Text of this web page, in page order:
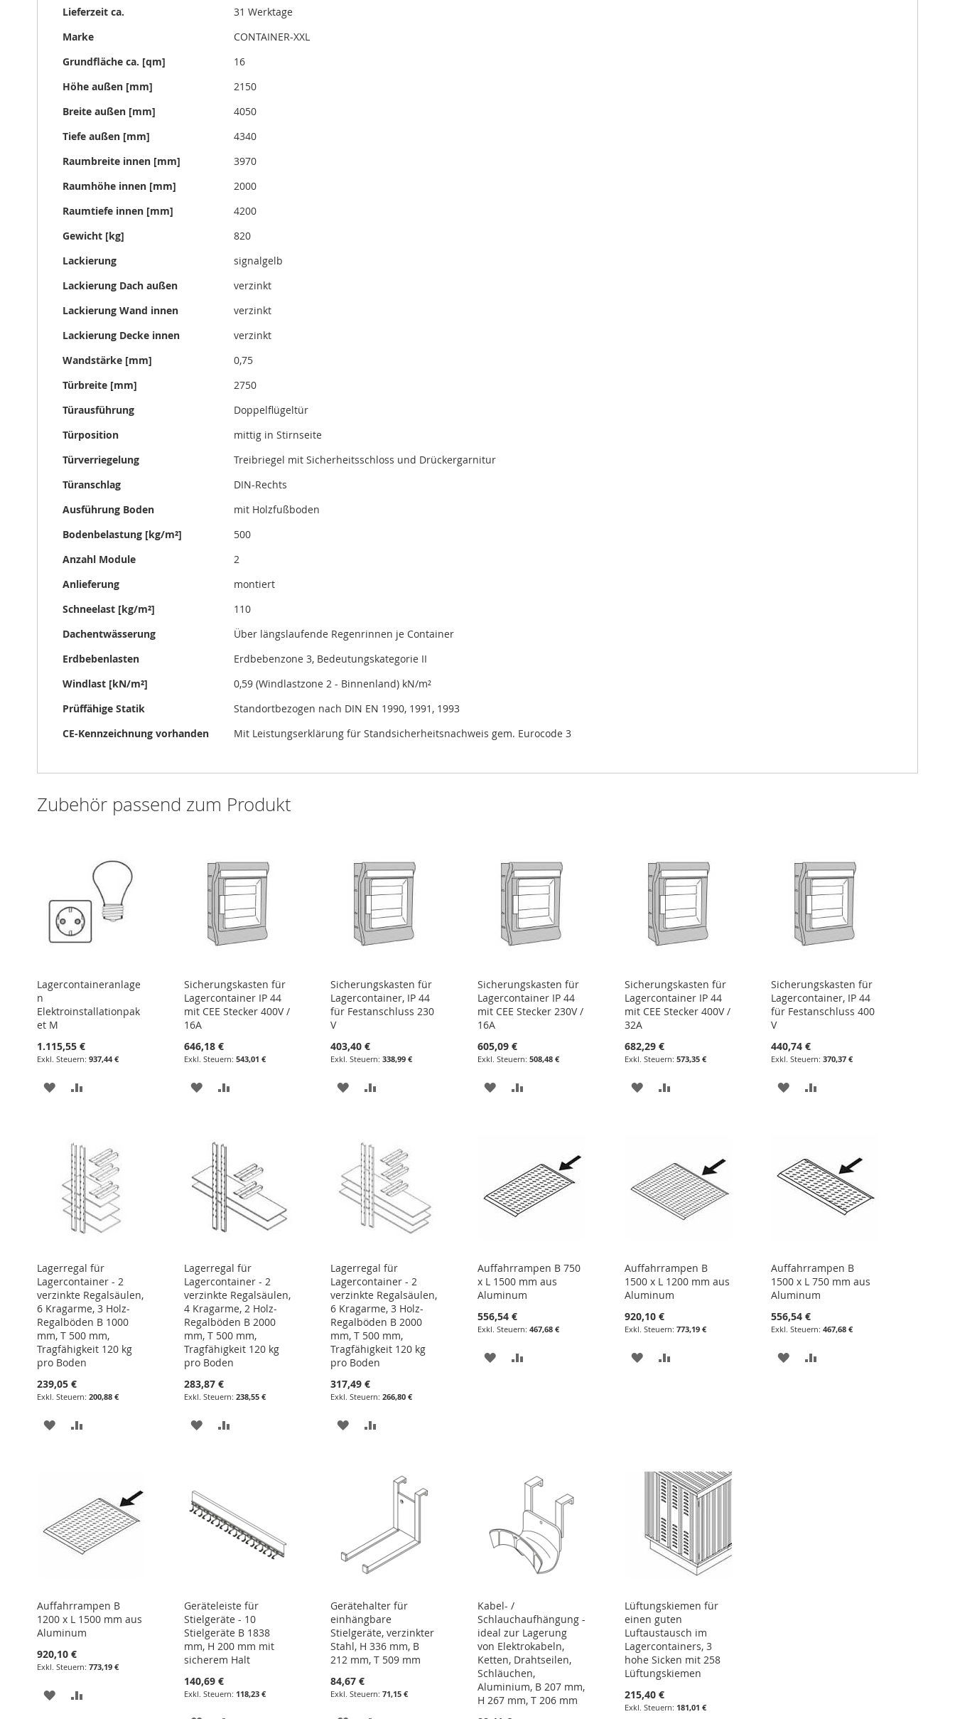
Weitere
Lieferzeit ca.
31 Werktage
Marke
CONTAINER-XXL
Grundfläche ca. [qm]
16
Höhe außen [mm]
2150
Breite außen [mm]
4050
Tiefe außen [mm]
4340
Raumbreite innen [mm]
3970
Raumhöhe innen [mm]
2000
Raumtiefe innen [mm]
4200
Gewicht [kg]
820
Lackierung
signalgelb
Lackierung Dach außen
verzinkt
Lackierung Wand innen
verzinkt
Lackierung Decke innen
verzinkt
Wandstärke [mm]
0,75
Türbreite [mm]
2750
Türausführung
Doppelflügeltür
Türposition
mittig in Stirnseite
Türverriegelung
Treibriegel mit Sicherheitsschloss und Drückergarnitur
Türanschlag
DIN-Rechts
Ausführung Boden
mit Holzfußboden
Bodenbelastung [kg/m²]
500
Anzahl Module
2
Anlieferung
montiert
Schneelast [kg/m²]
110
Dachentwässerung
Über längslaufende Regenrinnen je Container
Erdbebenlasten
Erdbebenzone 3, Bedeutungskategorie II
Windlast [kN/m²]
0,59 (Windlastzone 2 - Binnenland) kN/m²
Prüffähige Statik
Standortbezogen nach DIN EN 1990, 1991, 1993
CE-Kennzeichnung vorhanden
Mit Leistungserklärung für Standsicherheitsnachweis gem. Eurocode 3
Zubehör passend zum Produkt
Lagercontaineranlage
n
Elektroinstallationpak
et M
1.115,55 €
937,44 €
ZUR
Sicherungskasten für
Lagercontainer IP 44
mit CEE Stecker 400V /
16A
646,18 €
543,01 €
ZUR
Sicherungskasten für
Lagercontainer, IP 44
für Festanschluss 230
V
403,40 €
338,99 €
ZUR
Sicherungskasten für
Lagercontainer IP 44
mit CEE Stecker 230V /
16A
605,09 €
508,48 €
ZUR
Sicherungskasten für
Lagercontainer IP 44
mit CEE Stecker 400V /
32A
682,29 €
573,35 €
ZUR
Sicherungskasten für
Lagercontainer, IP 44
für Festanschluss 400
V
440,74 €
370,37 €
ZUR
Lagerregal für
Lagercontainer - 2
verzinkte Regalsäulen,
6 Kragarme, 3 Holz-
Regalböden B 1000
mm, T 500 mm,
Tragfähigkeit 120 kg
pro Boden
239,05 €
200,88 €
ZUR
Lagerregal für
Lagercontainer - 2
verzinkte Regalsäulen,
4 Kragarme, 2 Holz-
Regalböden B 2000
mm, T 500 mm,
Tragfähigkeit 120 kg
pro Boden
283,87 €
238,55 €
ZUR
Lagerregal für
Lagercontainer - 2
verzinkte Regalsäulen,
6 Kragarme, 3 Holz-
Regalböden B 2000
mm, T 500 mm,
Tragfähigkeit 120 kg
pro Boden
317,49 €
266,80 €
ZUR
HINZUFÜGENHINZUFÜGEN
Auffahrrampen B 750
x L 1500 mm aus
Aluminum
556,54 €
467,68 €
ZUR
Auffahrrampen B
1500 x L 1200 mm aus
Aluminum
920,10 €
773,19 €
ZUR
Auffahrrampen B
1500 x L 750 mm aus
Aluminum
556,54 €
467,68 €
ZUR
Auffahrrampen B
1200 x L 1500 mm aus
Aluminum
920,10 €
773,19 €
ZUR
Geräteleiste für
Stielgeräte - 10
Stielgeräte B 1838
mm, H 200 mm mit
sicherem Halt
140,69 €
118,23 €
Gerätehalter für
einhängbare
Stielgeräte, verzinkter
Stahl, H 336 mm, B
212 mm, T 509 mm
84,67 €
71,15 €
Kabel- /
Schlauchaufhängung -
ideal zur Lagerung
von Elektrokabeln,
Ketten, Drahtseilen,
Schläuchen,
Aluminium, B 207 mm,
H 267 mm, T 206 mm
Lüftungskiemen für
einen guten
Luftaustausch im
Lagercontainers, 3
hohe Sicken mit 258
Lüftungskiemen
215,40 €
181,01 €